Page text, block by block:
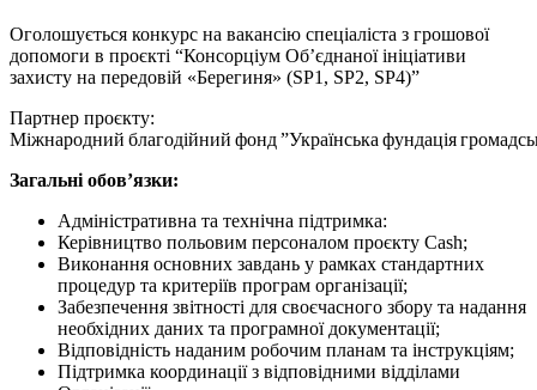
Оголошується конкурс на вакансію спеціаліста з грошової
допомоги в проєкті “Консорціум Об’єднаної ініціативи
захисту на передовій «Берегиня» (SP1, SP2, SP4)”
Партнер проєкту:
Міжнародний благодійний фонд ”Українська фундація
Загальні обов’язки:
Адміністративна та технічна підтримка:
Керівництво польовим персоналом проєкту Cash;
Виконання основних завдань у рамках стандартних
процедур та критеріїв програм організації;
Забезпечення звітності для своєчасного збору та надання
необхідних даних та програмної документації;
Відповідність наданим робочим планам та інструкціям;
Підтримка координації з відповідними відділами